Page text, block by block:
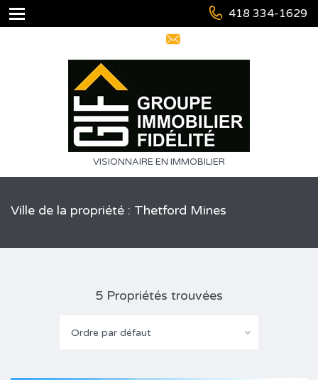
418 334-1629
VISIONNAIRE EN IMMOBILIER
Ville de la propriété : Thetford Mines
5 Propriétés trouvées
Ordre par défaut